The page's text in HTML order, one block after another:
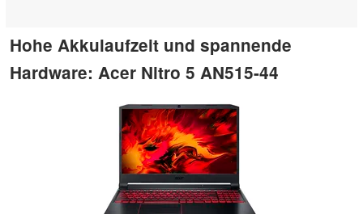
Hohe Akkulaufzeit und spannende
Hardware: Acer Nitro 5 AN515-44